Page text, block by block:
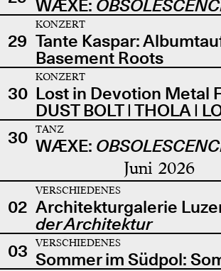
WÆXE:
29
KONZERT
Tante Kaspar:
Basement Roots
30
KONZERT
Lost in Devotion Metal
DUST BOLT | THOLA |
30
TANZ
WÆXE:
Juni 2026
02
VERSCHIEDENES
Architekturgalerie
der Architektur
03
VERSCHIEDENES
Sommer im Südpol: